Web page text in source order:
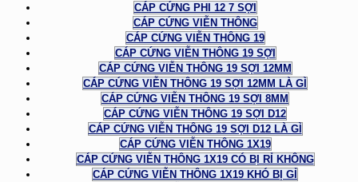
CÁP CỨNG PHI 12 7 SỢI
CÁP CỨNG VIỄN THÔNG
CÁP CỨNG VIỄN THÔNG 19
CÁP CỨNG VIỄN THÔNG 19 SỢI
CÁP CỨNG VIỄN THÔNG 19 SỢI 12MM
CÁP CỨNG VIỄN THÔNG 19 SỢI 12MM LÀ GÌ
CÁP CỨNG VIỄN THÔNG 19 SỢI 8MM
CÁP CỨNG VIỄN THÔNG 19 SỢI D12
CÁP CỨNG VIỄN THÔNG 19 SỢI D12 LÀ GÌ
CÁP CỨNG VIỄN THÔNG 1X19
CÁP CỨNG VIỄN THÔNG 1X19 CÓ BỊ RỈ KHÔNG
CÁP CỨNG VIỄN THÔNG 1X19 KHÓ BỊ GỈ